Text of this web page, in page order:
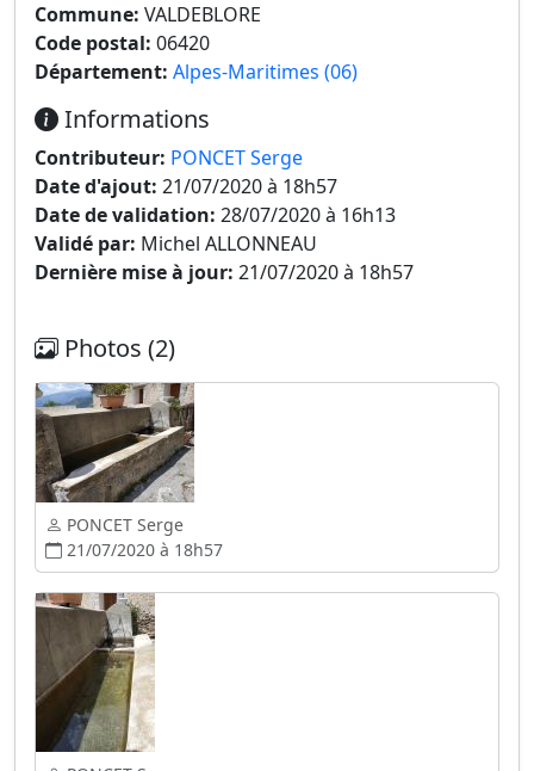
Commune: VALDEBLORE
Code postal: 06420
Département: Alpes-Maritimes (06)
Informations
Contributeur: PONCET Serge
Date d'ajout: 21/07/2020 à 18h57
Date de validation: 28/07/2020 à 16h13
Validé par: Michel ALLONNEAU
Dernière mise à jour: 21/07/2020 à 18h57
Photos (2)
PONCET Serge
21/07/2020 à 18h57